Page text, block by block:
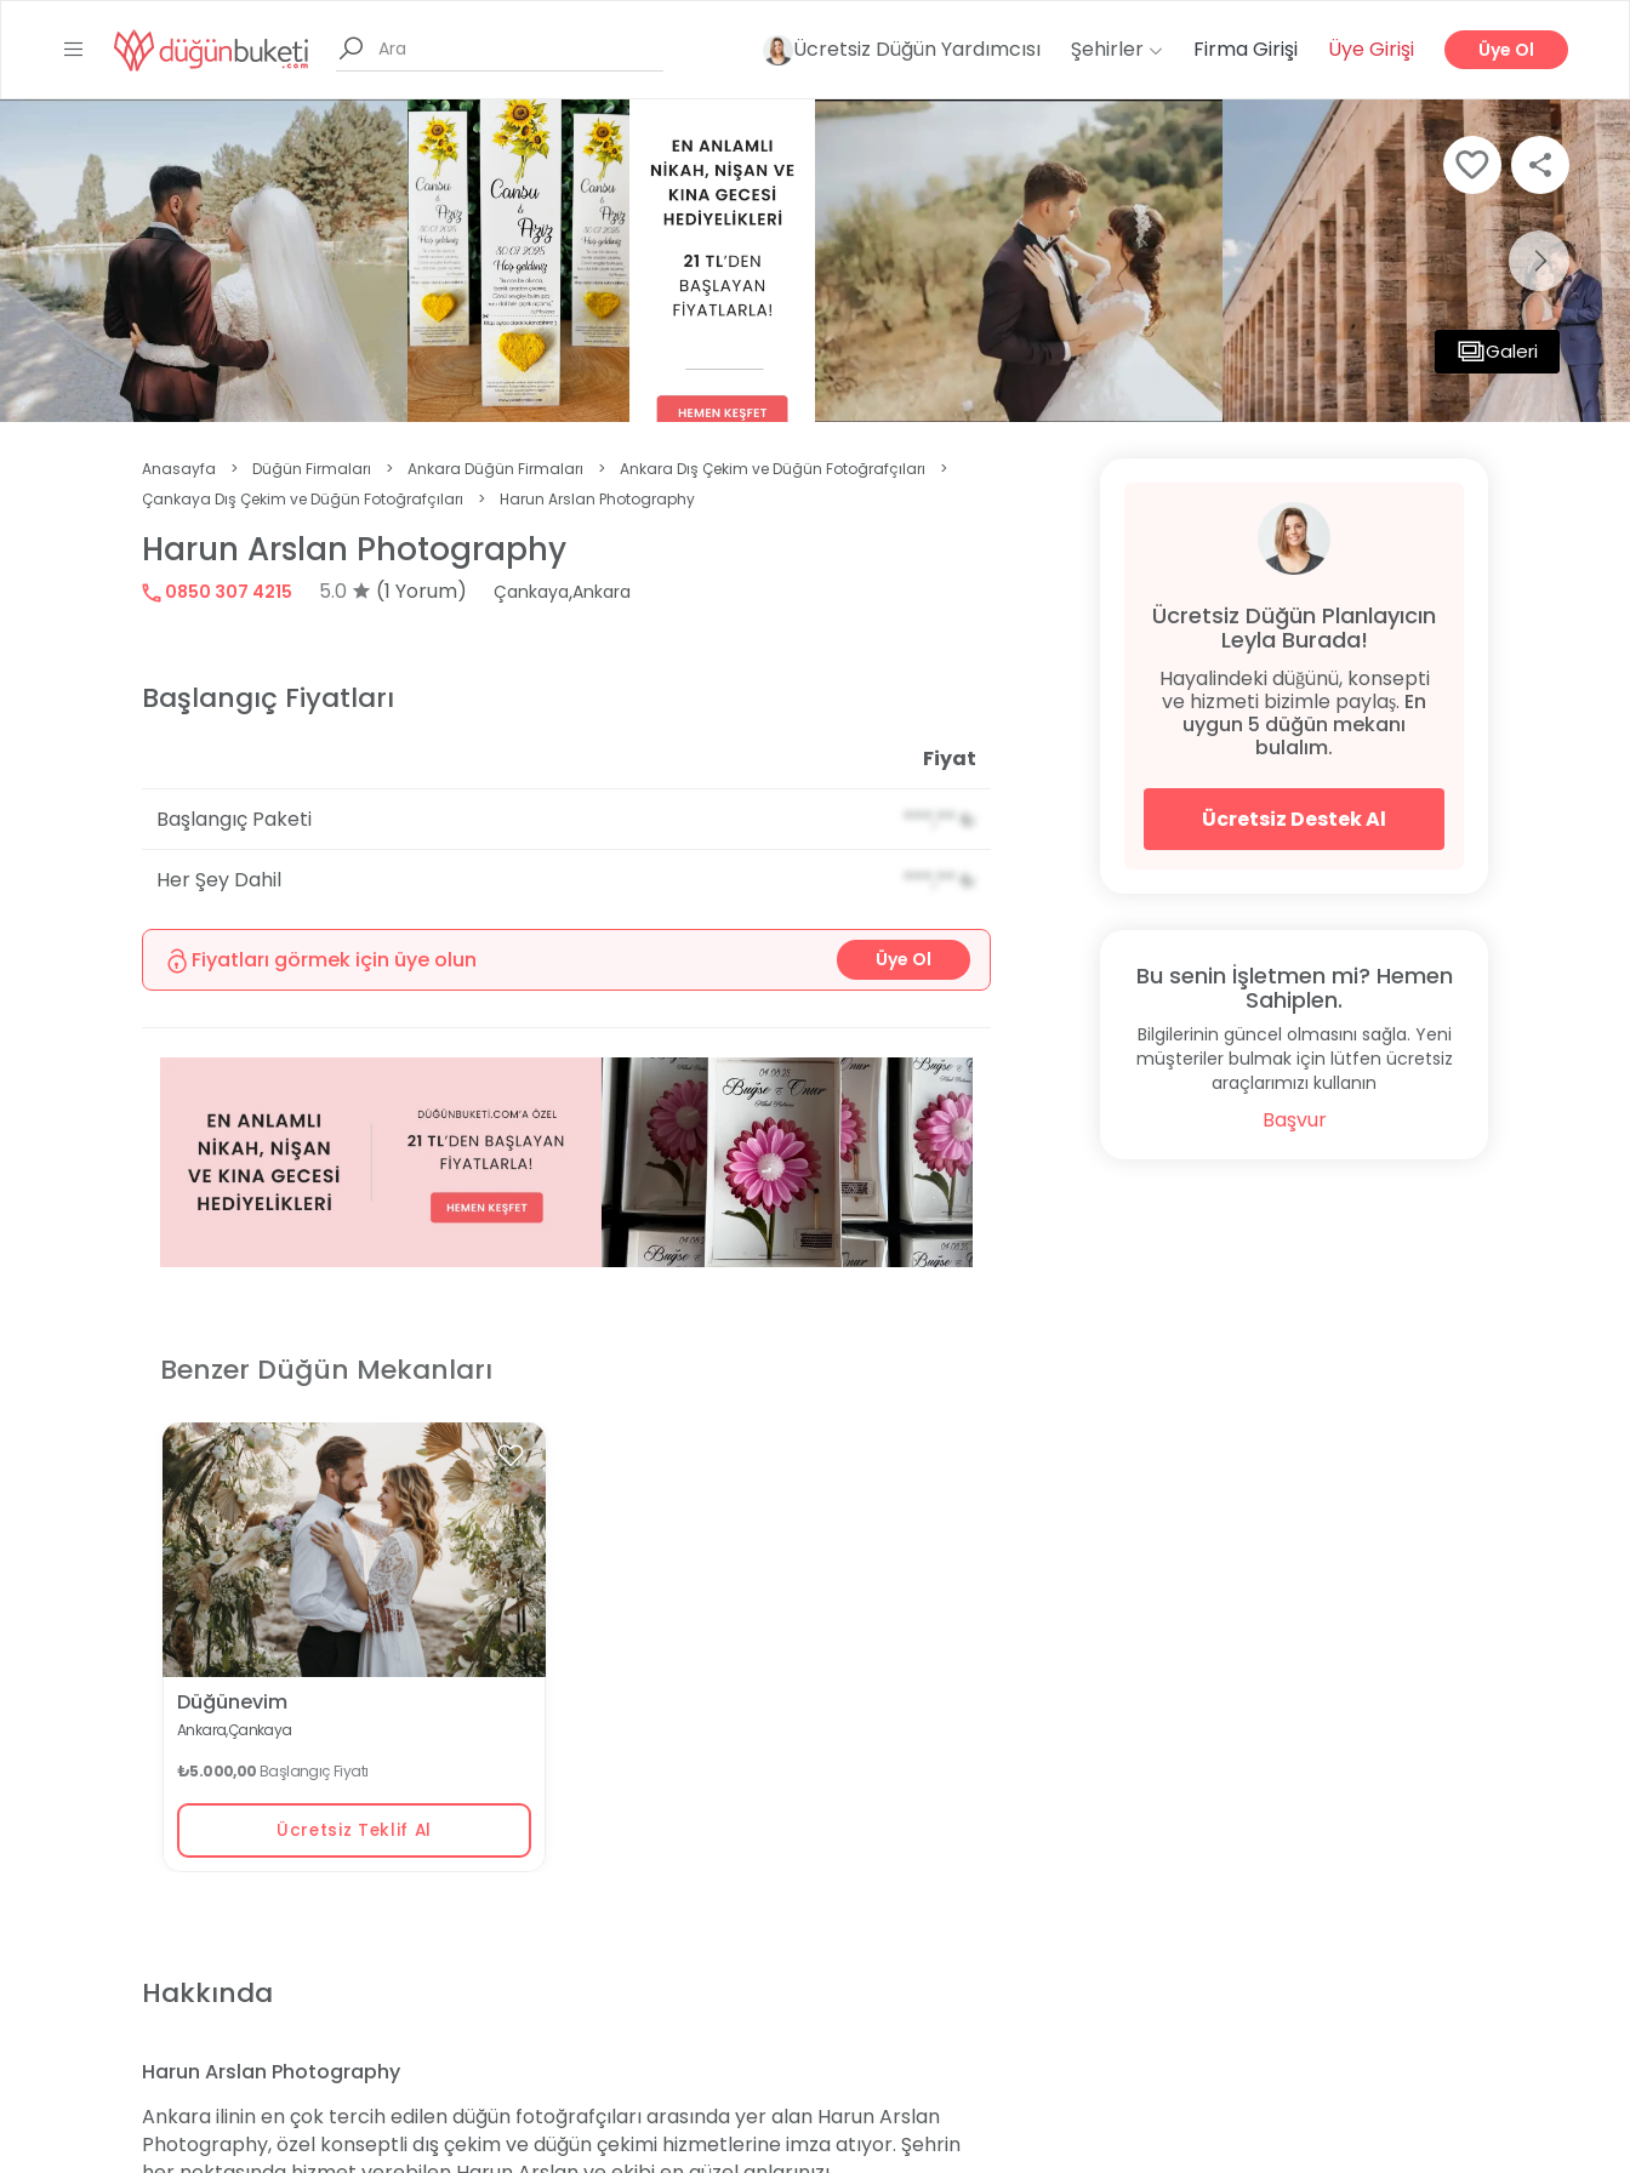
Ücretsiz Düğün Yardımcısı Şehirler Firma Girişi Üye Girişi Üye Ol
Galeri
Anasayfa > Düğün Firmaları > Ankara Düğün Firmaları > Ankara Dış Çekim ve Düğün Fotoğrafçıları
>
Çankaya Dış Çekim ve Düğün Fotoğrafçıları
> Harun Arslan Photography
Harun Arslan Photography
0850 307 4215 5.0 (1 Yorum) Çankaya,Ankara
Başlangıç Fiyatları
Fiyat
Başlangıç Paketi ***,** ₺
Her Şey Dahil ***,** ₺
Fiyatları görmek için üye olun Üye Ol
Benzer Düğün Mekanları
Düğünevim
Ankara,Çankaya
₺5.000,00 Başlangıç Fiyatı
Ücretsiz Teklif Al
Hakkında
Harun Arslan Photography
Ankara ilinin en çok tercih edilen düğün fotoğrafçıları arasında yer alan Harun Arslan
Photography, özel konseptli dış çekim ve düğün çekimi hizmetlerine imza atıyor. Şehrin
Ücretsiz Düğün Planlayıcın
Leyla Burada!
Hayalindeki düğünü, konsepti
ve hizmeti bizimle paylaş. En
uygun 5 düğün mekanı
bulalım.
Ücretsiz Destek Al
Bu senin İşletmen mi? Hemen
Sahiplen.
Bilgilerinin güncel olmasını sağla. Yeni
müşteriler bulmak için lütfen ücretsiz
araçlarımızı kullanın
Başvur